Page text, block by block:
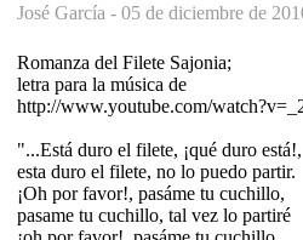
José García - 05 de diciembre de
Romanza del Filete Sajonia;
letra para la música de
http://www.youtube.com/
"...Está duro el filete, ¡qué duro está!,
esta duro el filete, no lo puedo partir.
¡Oh por favor!, pasáme tu cuchillo,
pasame tu cuchillo, tal vez lo partiré